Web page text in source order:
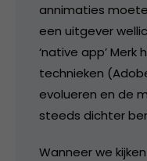
annimaties
een uitgever
‘native app’
technieken
evolueren en de
steeds dichter
Wanneer we